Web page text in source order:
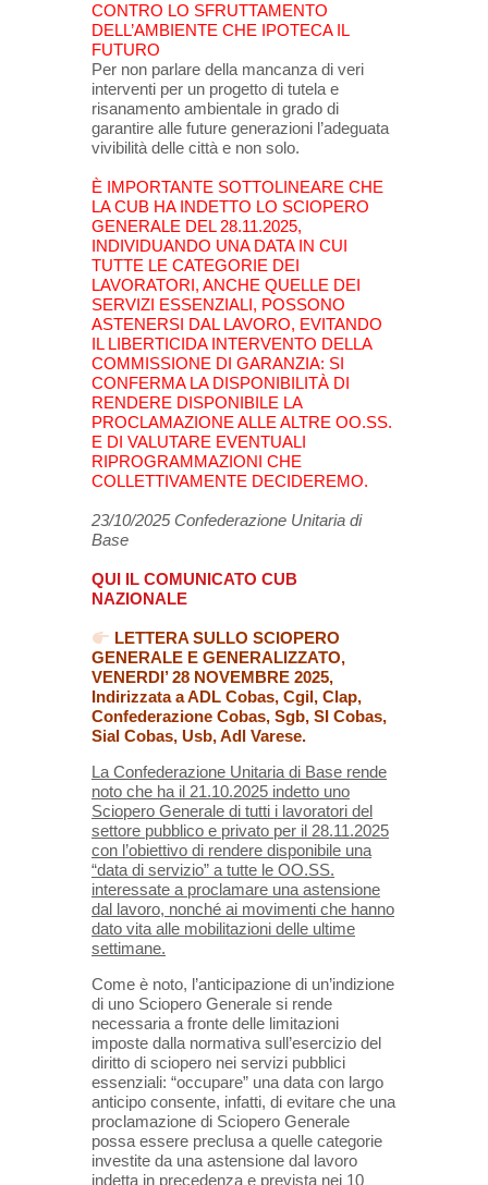
CONTRO LO SFRUTTAMENTO
DELL’AMBIENTE CHE IPOTECA IL
FUTURO
Per non parlare della mancanza di veri
interventi per un progetto di tutela e
risanamento ambientale in grado di
garantire alle future generazioni l’adeguata
vivibilità delle città e non solo.
È IMPORTANTE SOTTOLINEARE CHE
LA CUB HA INDETTO LO SCIOPERO
GENERALE DEL 28.11.2025,
INDIVIDUANDO UNA DATA IN CUI
TUTTE LE CATEGORIE DEI
LAVORATORI, ANCHE QUELLE DEI
SERVIZI ESSENZIALI, POSSONO
ASTENERSI DAL LAVORO, EVITANDO
IL LIBERTICIDA INTERVENTO DELLA
COMMISSIONE DI GARANZIA: SI
CONFERMA LA DISPONIBILITÀ DI
RENDERE DISPONIBILE LA
PROCLAMAZIONE ALLE ALTRE OO.SS.
E DI VALUTARE EVENTUALI
RIPROGRAMMAZIONI CHE
COLLETTIVAMENTE DECIDEREMO.
23/10/2025 Confederazione Unitaria di
Base
QUI IL COMUNICATO CUB
NAZIONALE
LETTERA SULLO SCIOPERO
GENERALE E GENERALIZZATO,
VENERDI’ 28 NOVEMBRE 2025,
Indirizzata a ADL Cobas, Cgil, Clap,
Confederazione Cobas, Sgb, SI Cobas,
Sial Cobas, Usb, Adl Varese.
La Confederazione Unitaria di Base rende
noto che ha il 21.10.2025 indetto uno
Sciopero Generale di tutti i lavoratori del
settore pubblico e privato per il 28.11.2025
con l’obiettivo di rendere disponibile una
“data di servizio” a tutte le OO.SS.
interessate a proclamare una astensione
dal lavoro, nonché ai movimenti che hanno
dato vita alle mobilitazioni delle ultime
settimane.
Come è noto, l’anticipazione di un’indizione
di uno Sciopero Generale si rende
necessaria a fronte delle limitazioni
imposte dalla normativa sull’esercizio del
diritto di sciopero nei servizi pubblici
essenziali: “occupare” una data con largo
anticipo consente, infatti, di evitare che una
proclamazione di Sciopero Generale
possa essere preclusa a quelle categorie
investite da una astensione dal lavoro
indetta in precedenza e prevista nei 10